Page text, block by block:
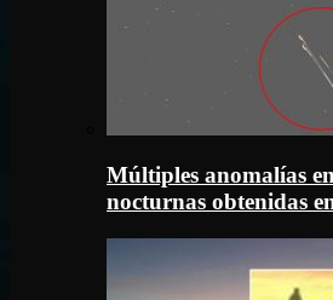
Múltiples anomalías
nocturnas obtenidas